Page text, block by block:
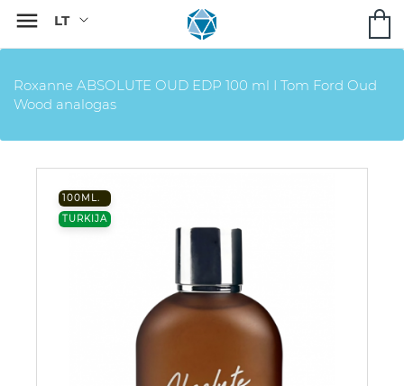

Roxanne ABSOLUTE OUD EDP 100 ml I Tom Ford Oud
Wood analogas
100ML.
TURKIJA